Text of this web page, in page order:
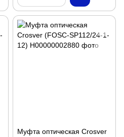
Муфта оптическая Crosver